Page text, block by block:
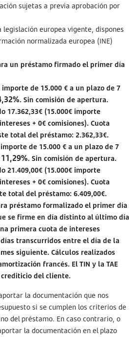
sujetas a previa aprobación por
legislación europea vigente, dispones
normalizada europea (INE)
un préstamo firmado el primer día
importe de 15.000 € a un plazo de 7
. Sin comisión de apertura.
17.362,33€ (15.000€ importe
+ 0€ comisiones). Cuota
total del préstamo: 2.362,33€.
de 15.000 € a un plazo de 7
11,29%. Sin comisión de apertura.
21.409,00€ (15.000€ importe
+ 0€ comisiones). Cuota
total del préstamo: 6.409,00€.
préstamo formalizado el primer día
se firme en día distinto al último día
primera cuota de intereses
transcurridos entre el día de la
siguiente. Cálculos realizados
francés. El TIN y la TAE
del cliente.
la documentación que nos
si se cumplen los criterios de
del préstamo. En caso contrario, o
la documentación en el plazo